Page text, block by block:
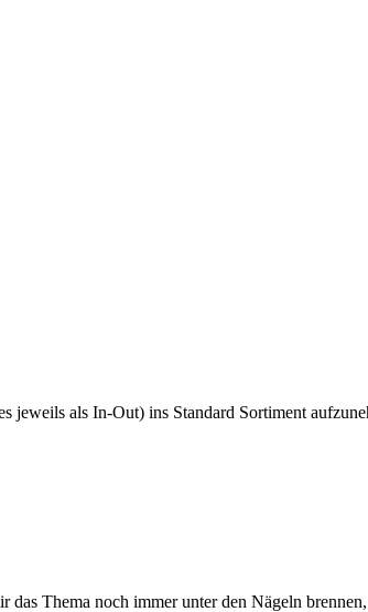
jeweils als In-Out) ins Standard Sortiment
Thema noch immer unter den Nägeln